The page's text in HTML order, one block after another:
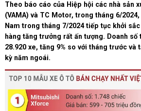
Theo báo cáo của Hiệp hội các nhà sản
(VAMA) và TC Motor, trong tháng 6/
Nam trong tháng 7/2024 tiếp tục khởi
hàng tăng trưởng rất ấn tượng. Doanh
28.920 xe, tăng 9% so với tháng trước và
kỳ năm ngoái.